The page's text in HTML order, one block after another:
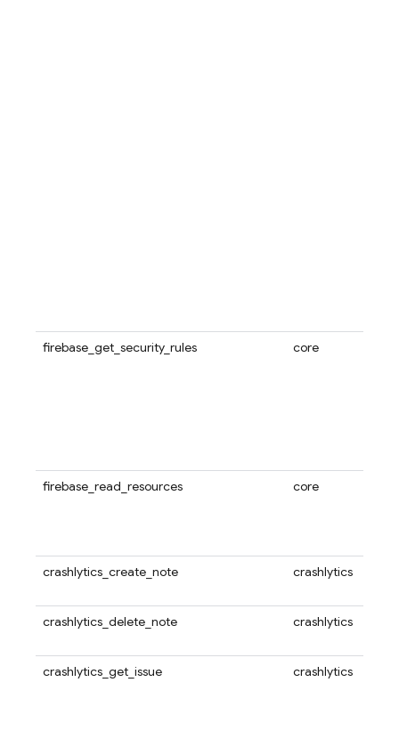
firebase_get_security_rules core
firebase_read_resources core
crashlytics_create_note crashlytics
crashlytics_delete_note crashlytics
crashlytics_get_issue crashlytics